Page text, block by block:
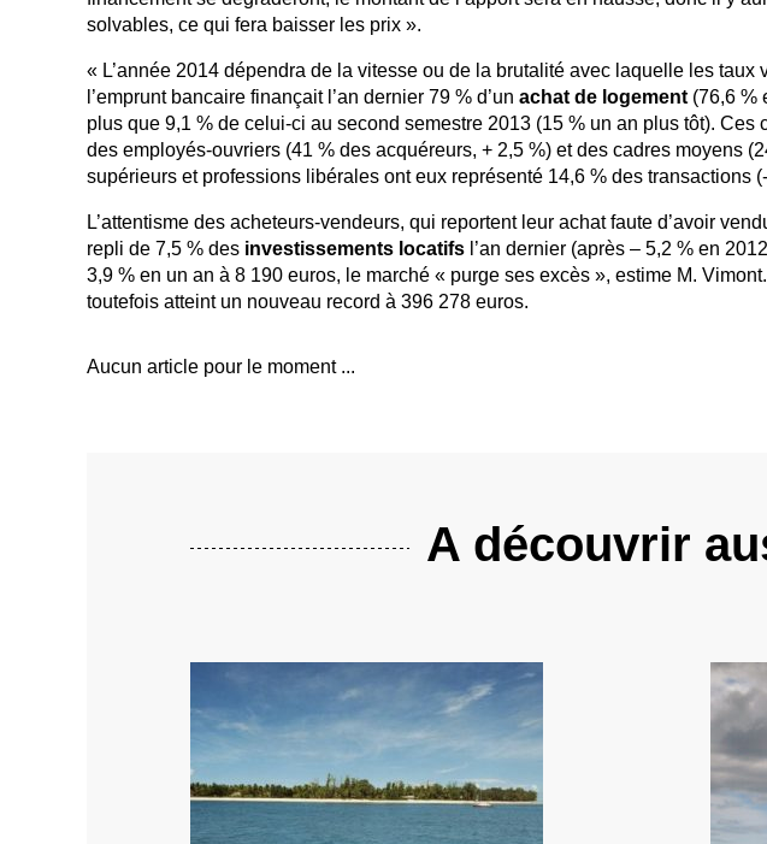
solvables, ce qui fera baisser les prix ».
« L’année 2014 dépendra de la vitesse ou de la brutalité avec laquelle les taux
l’emprunt bancaire finançait l’an dernier 79 % d’un achat de logement (76,6 %
plus que 9,1 % de celui-ci au second semestre 2013 (15 % un an plus tôt).
des employés-ouvriers (41 % des acquéreurs, + 2,5 %) et des cadres moyens
supérieurs et professions libérales ont eux représenté 14,6 % des transactions
L’attentisme des acheteurs-vendeurs, qui reportent leur achat faute d’avoir
repli de 7,5 % des investissements locatifs l’an dernier (après – 5,2 % en
3,9 % en un an à 8 190 euros, le marché « purge ses excès », estime M.
toutefois atteint un nouveau record à 396 278 euros.
Aucun article pour le moment ...
A découvrir